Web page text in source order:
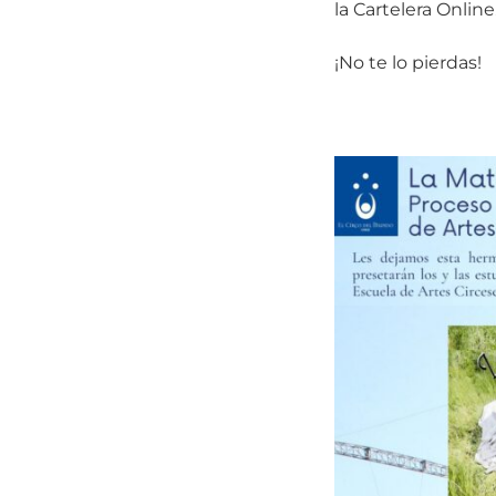
la Cartelera
¡No te lo pierdas!